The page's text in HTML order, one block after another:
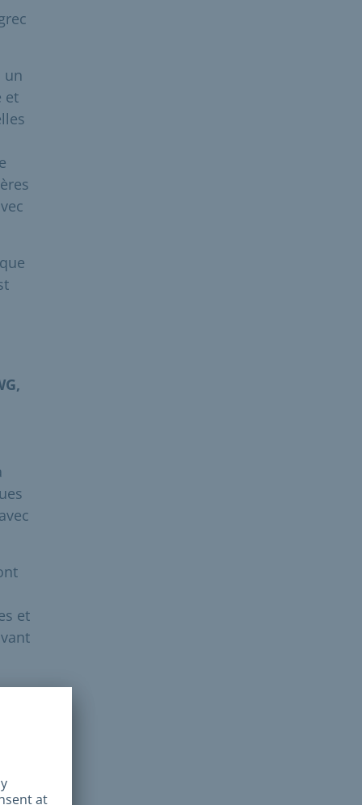
un
et
et